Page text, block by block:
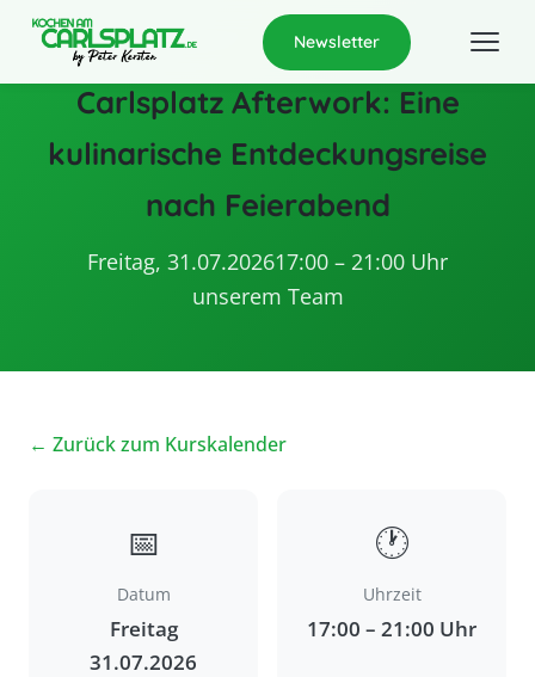
Newsletter
Carlsplatz Afterwork: Eine
kulinarische Entdeckungsreise
nach Feierabend
Freitag, 31.07.202617:00 – 21:00 Uhr
unserem Team
← Zurück zum Kurskalender
📅
Datum
Freitag
31.07.2026
🕐
Uhrzeit
17:00 – 21:00 Uhr